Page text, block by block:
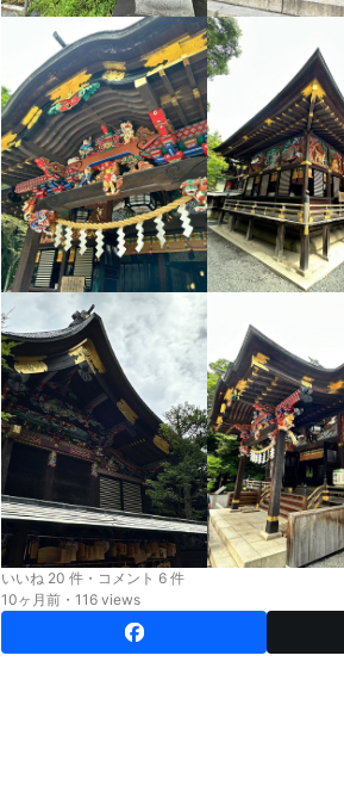
いいね 20 件・コメント 6 件
10ヶ月前・116 views